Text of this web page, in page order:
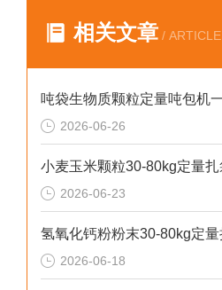
相关文章 / ARTICLE
2026-06-26
2026-06-23
2026-06-18